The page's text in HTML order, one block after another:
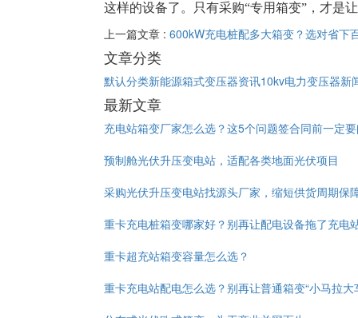
这样的设备了。只有采购“专用箱变”，才是
上一篇文章 : 600kW充电桩配多大箱变？选对省下
文章分类
默认分类新能源箱式变压器资讯10kv电力变压器新
最新文章
充电站箱变厂家怎么选？这5个问题签合同前一定
预制舱光伏升压变电站，适配各类地面光伏项目
采购光伏升压变电站找源头厂家，缩短供货周期保
重卡充电桩箱变哪家好？别再让配电设备拖了充电
重卡超充站箱变容量怎么选？
重卡充电站配电怎么选？别再让普通箱变“小马拉大